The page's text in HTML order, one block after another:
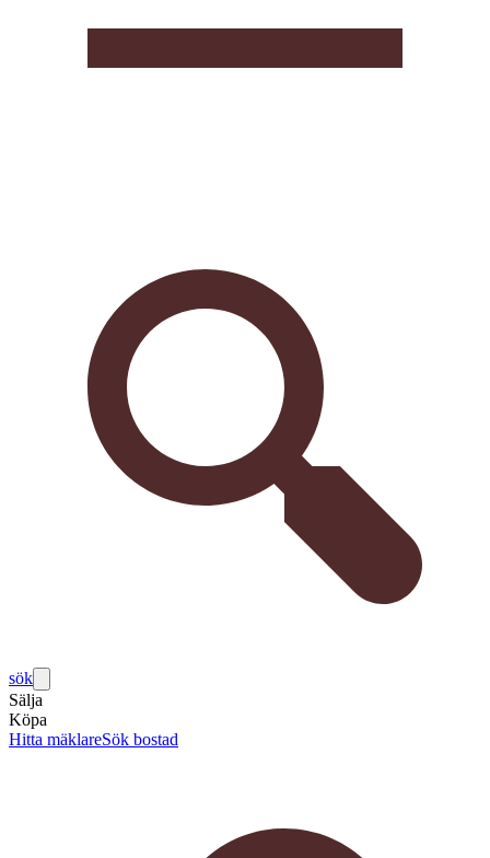
sök
Sälja
Köpa
Hitta mäklareSök bostad